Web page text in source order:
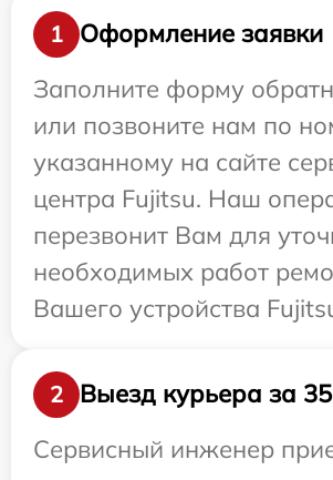
1
Оформление заявки
Заполните форму
или позвоните нам по
указанному на сайте
центра Fujitsu. Наш
перезвонит Вам для
необходимых работ
Вашего устройства
2
Выезд курьера за
Сервисный инженер